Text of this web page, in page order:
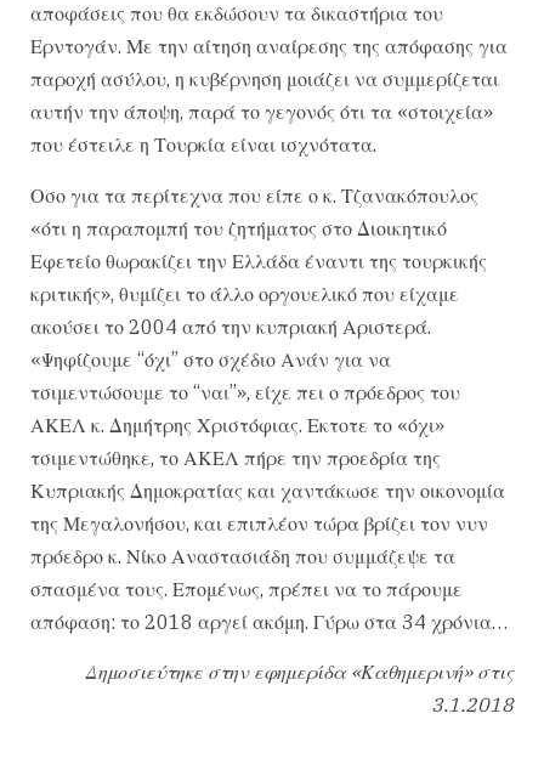
αποφάσεις που θα εκδώσουν τα δικαστήρια του
Ερντογάν. Με την αίτηση αναίρεσης της απόφασης για
παροχή ασύλου, η κυβέρνηση μοιάζει να συμμερίζεται
αυτήν την άποψη, παρά το γεγονός ότι τα «στοιχεία»
που έστειλε η Τουρκία είναι ισχνότατα.
Οσο για τα περίτεχνα που είπε ο κ. Τζανακόπουλος
«ότι η παραπομπή του ζητήματος στο Διοικητικό
Εφετείο θωρακίζει την Ελλάδα έναντι της τουρκικής
κριτικής», θυμίζει το άλλο οργουελικό που είχαμε
ακούσει το 2004 από την κυπριακή Αριστερά.
«Ψηφίζουμε “όχι” στο σχέδιο Ανάν για να
τσιμεντώσουμε το “ναι”», είχε πει ο πρόεδρος του
ΑΚΕΛ κ. Δημήτρης Χριστόφιας. Εκτοτε το «όχι»
τσιμεντώθηκε, το ΑΚΕΛ πήρε την προεδρία της
Κυπριακής Δημοκρατίας και χαντάκωσε την οικονομία
της Μεγαλονήσου, και επιπλέον τώρα βρίζει τον νυν
πρόεδρο κ. Νίκο Αναστασιάδη που συμμάζεψε τα
σπασμένα τους. Επομένως, πρέπει να το πάρουμε
απόφαση: το 2018 αργεί ακόμη. Γύρω στα 34 χρόνια…
Δημοσιεύτηκε στην εφημερίδα «Καθημερινή» στις
3.1.2018